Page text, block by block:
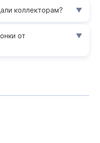
коллекторам?
от